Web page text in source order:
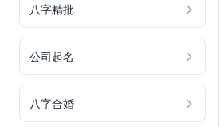
八字精批
公司起名
八字合婚